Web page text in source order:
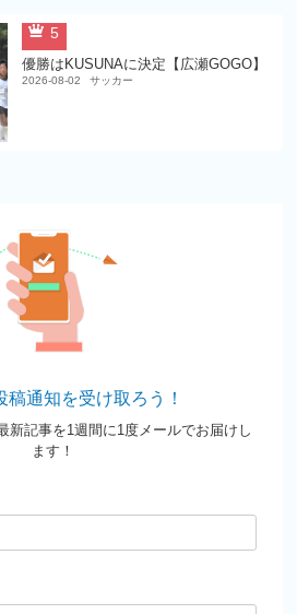
5
優勝はKUSUNAに決定【広瀬GOGO】
2026-08-02 サッカー
稿通知を受け取ろう！
新記事を1週間に1度メールでお届けし
ます！